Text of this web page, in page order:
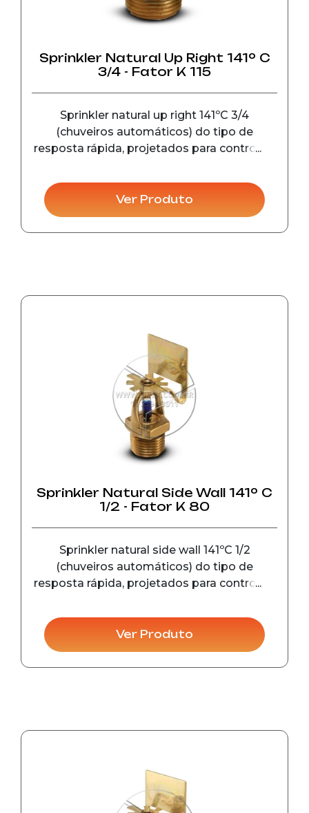
Sprinkler Natural Up Right 141º C
3/4 - Fator K 115
Sprinkler natural up right 141ºC 3/4
(chuveiros automáticos) do tipo de
resposta rápida, projetados para controle e
inicial, em instalações comerciais e
industriais.
Ver Produto
Sprinkler Natural Side Wall 141º C
1/2 - Fator K 80
Sprinkler natural side wall 141ºC 1/2
(chuveiros automáticos) do tipo de
resposta rápida, projetados para controle e
inicial, em instalações comerciais e
industriais.
Ver Produto